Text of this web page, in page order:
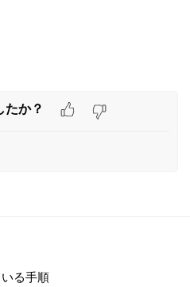
たか？
る手順